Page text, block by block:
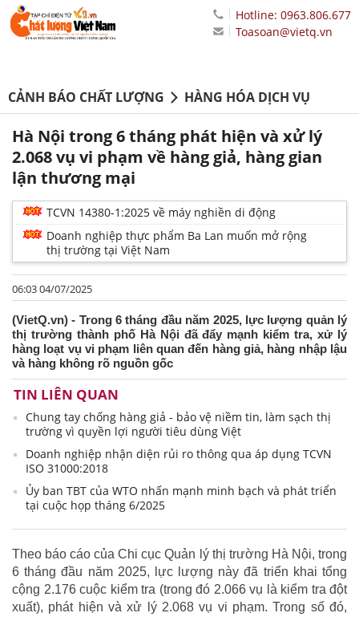
Hotline: 0963.806.677
Toasoan@vietq.vn
CẢNH BÁO CHẤT LƯỢNG HÀNG HÓA DỊCH VỤ
Hà Nội trong 6 tháng phát hiện và xử lý
2.068 vụ vi phạm về hàng giả, hàng gian
lận thương mại
TCVN 14380-1:2025 về máy nghiền di động
Doanh nghiệp thực phẩm Ba Lan muốn mở rộng
thị trường tại Việt Nam
06:03 04/07/2025
(VietQ.vn) - Trong 6 tháng đầu năm 2025, lực lượng quản lý
thị trường thành phố Hà Nội đã đẩy mạnh kiểm tra, xử lý
hàng loạt vụ vi phạm liên quan đến hàng giả, hàng nhập lậu
và hàng không rõ nguồn gốc
TIN LIÊN QUAN
Chung tay chống hàng giả - bảo vệ niềm tin, làm sạch thị
trường vì quyền lợi người tiêu dùng Việt
Doanh nghiệp nhận diện rủi ro thông qua áp dụng TCVN
ISO 31000:2018
Ủy ban TBT của WTO nhấn mạnh minh bạch và phát triển
tại cuộc họp tháng 6/2025
Theo báo cáo của Chi cục Quản lý thị trường Hà Nội, trong
6 tháng đầu năm 2025, lực lượng này đã triển khai tổng
cộng 2.176 cuộc kiểm tra (trong đó 2.066 vụ là kiểm tra đột
xuất), phát hiện và xử lý 2.068 vụ vi phạm. Trong số đó,